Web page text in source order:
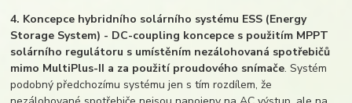
4. Koncepce hybridního solárního systému ESS (Energy
Storage System) - DC-coupling koncepce s použitím MPPT
solárního regulátoru s umístěním nezálohovaná spotřebičů
mimo MultiPlus-II a za použití proudového snímače. Systém
podobný předchozímu systému jen s tím rozdílem, že